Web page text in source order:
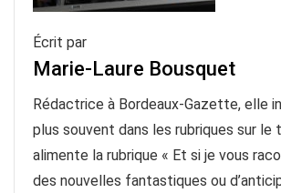
Écrit par
Marie-Laure Bousquet
Rédactrice à Bordeaux-Gazette, elle
plus souvent dans les rubriques sur le
alimente la rubrique « Et si je vous
des nouvelles fantastiques ou